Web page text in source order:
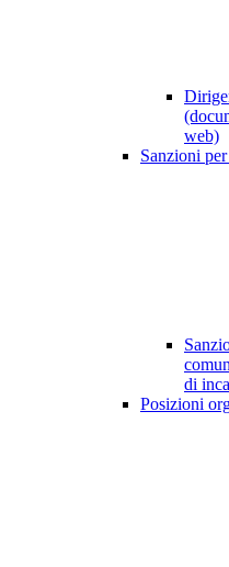
web)
Sanzioni
di
Posizioni